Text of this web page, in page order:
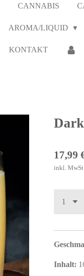
CANNABIS
AROMA/LIQUID
KONTAKT
17,99
inkl. MwSt
Inhalt: